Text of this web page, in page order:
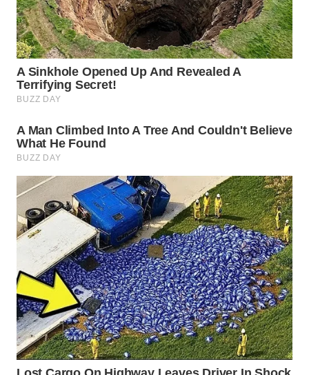
NEWS
WAHANA
TANI
WAHANA
WAHANA
INFRASTRUKTUR
WAHANA
KONSUMEN
WAHANA
LISTRIK
WAHANA
TRAVEL
WAHANA
TV